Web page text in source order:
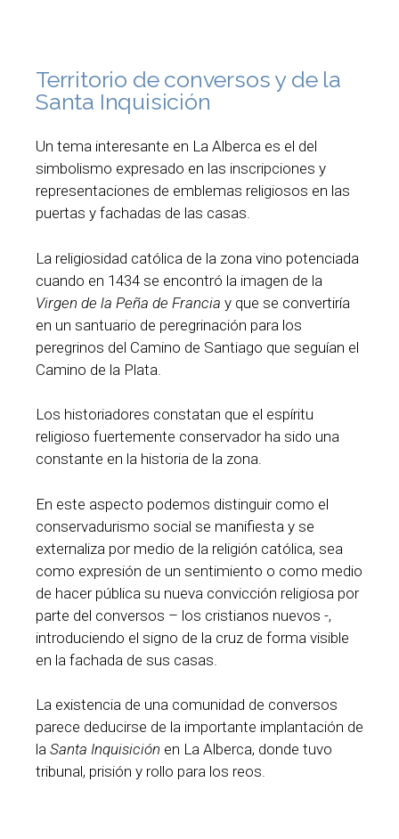
Territorio de conversos y de la
Santa Inquisición
Un tema interesante en La Alberca es el del
simbolismo expresado en las inscripciones y
representaciones de emblemas religiosos en las
puertas y fachadas de las casas.
La religiosidad católica de la zona vino potenciada
cuando en 1434 se encontró la imagen de la
Virgen de la Peña de Francia y que se convertiría
en un santuario de peregrinación para los
peregrinos del Camino de Santiago que seguían el
Camino de la Plata.
Los historiadores constatan que el espíritu
religioso fuertemente conservador ha sido una
constante en la historia de la zona.
En este aspecto podemos distinguir como el
conservadurismo social se manifiesta y se
externaliza por medio de la religión católica, sea
como expresión de un sentimiento o como medio
de hacer pública su nueva convicción religiosa por
parte del conversos – los cristianos nuevos -,
introduciendo el signo de la cruz de forma visible
en la fachada de sus casas.
La existencia de una comunidad de conversos
parece deducirse de la importante implantación de
la Santa Inquisición en La Alberca, donde tuvo
tribunal, prisión y rollo para los reos.